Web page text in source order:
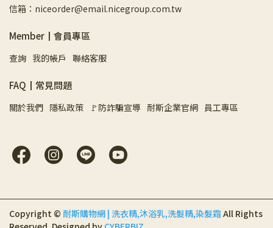
信箱：niceorder@email.nicegroup.com.tw
Member┃會員專區
查詢 我的帳戶 聯絡客服
FAQ┃常見問題
關於我們 隱私政策 🚩防詐騙宣導 耐斯企業官網 員工專區
Copyright © 耐斯購物網 | 洗衣精,沐浴乳,洗髮精,染髮霜 All Rights